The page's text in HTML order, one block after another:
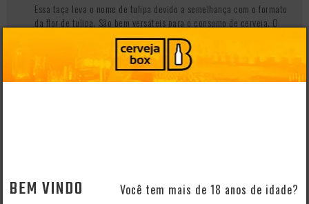
Essa taça leva o nome de tulipa devido a semelhança com o formato
da flor de tulipa. São bem versáteis para o consumo de cerveja. O
corpo arredondado captura os aromas, e a borda voltada para fora
encaixa perfeitamente nos lábios. A curvatura superior aju
BEM VINDO Você tem mais de 18 anos de idade?